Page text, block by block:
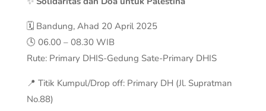
🗓 Bandung, Ahad 20 April 2025
🕓 06.00 – 08.30 WIB
Rute: Primary DHIS-Gedung Sate-Primary DHIS
📍 Titik Kumpul/Drop off: Primary DH (Jl. Supratman
No.88)